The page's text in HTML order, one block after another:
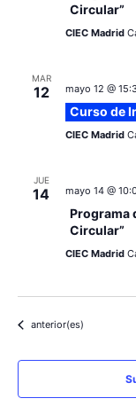
Circular”
CIEC Madrid
MAR
12 mayo 12 @
Curso de
CIEC Madrid
JUE
14 mayo 14 @
Programa
Circular”
CIEC Madrid
Eventos
anterior(es)